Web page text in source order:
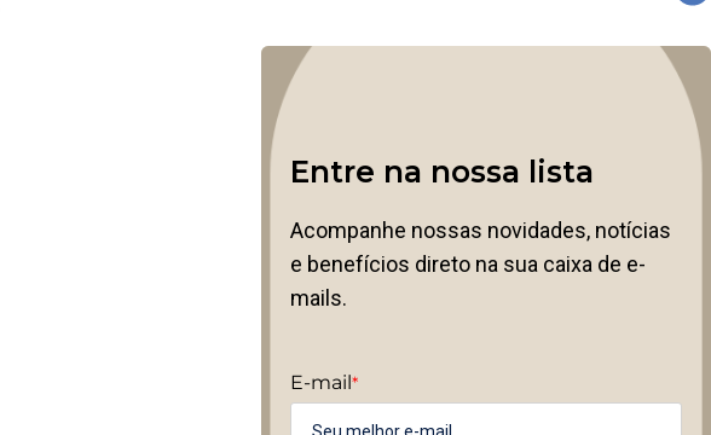
Entre na nossa lista
Acompanhe nossas novidades, notícias
e benefícios direto na sua caixa de e-
mails.
E-mail *